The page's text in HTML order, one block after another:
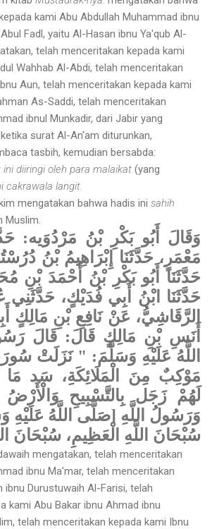
kami Abu Abdullah Muhammad ibnu
Fadl, yaitu Al-Hasan ibnu Ya'qub Al-
telah menceritakan kepada kami
Wahhab Al-Abdi, telah menceritakan
Aun, telah menceritakan kepada kami
As-Saddi, telah menceritakan
ibnul Munkadir, dari Jabir yang
surat Al-An'am diturunkan,
tasbih, kemudian bersabda:
diiringi oleh para malaikat (yang
cakrawala langit.
mengatakan bahwa hadis ini sahih
Muslim.
وَقَالَ أَبُو بَكْرِ بْنُ مَرْدُوَيه:
مَعْمَرٍ، حَدَّثَنَا إِبْرَاهِيمُ بْنُ
حَدَّثَنَا أَبُو بَكْرِ بْنُ أَحْمَدَ بْنِ
حَدَّثَنَا ابْنُ أَبِي فُدَيْكٍ،
الرَّقَاشِيُّ، عَنْ نَافِعِ بْنِ مَالِكٍ
أَنَسِ بْنِ مَالِكٍ قَالَ: قَالَ
اللَّهُ عَلَيْهِ وَسَلَّمَ: " نَزَلَتْ سُورَةُ
مَوْكِبٌ مِنَ الْمَلَائِكَةِ، سَد مَا
لَهُمْ زَجَل بِالتَّسْبِيحِ
وَرَسُولُ اللَّهِ [صَلَّى اللَّهُ عَلَيْهِ
سُبْحَانَ اللَّهِ الْعَظِيمِ، سُبْحَانَ
mengatakan, telah menceritakan
ibnu Ma'mar, telah menceritakan
ibnu Durustuwaih Al-Farisi, telah
kami Abu Bakar ibnu Ahmad ibnu
telah menceritakan kepada kami Ibnu